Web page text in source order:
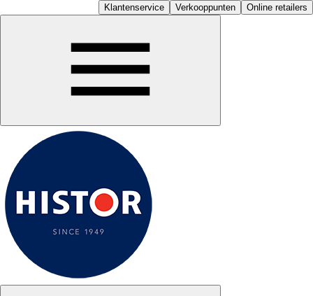
Klantenservice Verkooppunten Online retailers